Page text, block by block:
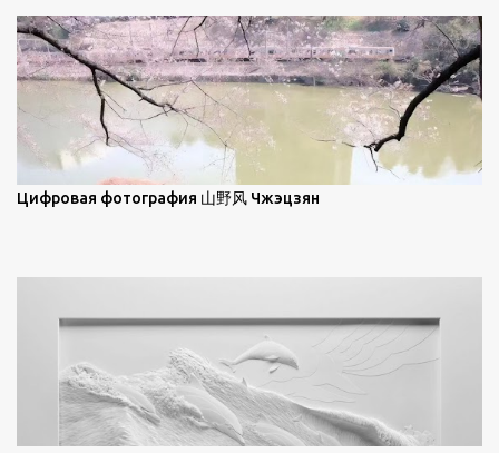
Брайан Шервин прокомментировал картины художника,
заявив, что "Такаюки Харада сочетает в себе классическую
элегантность живописи с реалиями современной жизни. В
некотором смысле, персонажи его картин предлагают
зрителям незаконченный рассказ, который усиливается его
уникальной манерой использования освещения". Для
просмотра всех работ, посетите страницу –
Цифровая фотография 山野风 Чжэцзян